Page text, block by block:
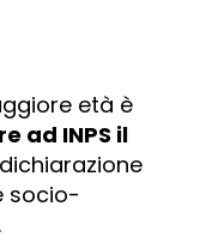
età è
ad INPS il
socio-